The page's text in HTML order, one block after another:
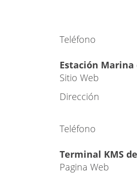
Teléfono
Estación Marina
Sitio Web
Dirección
Teléfono
Terminal KMS de
Pagina Web